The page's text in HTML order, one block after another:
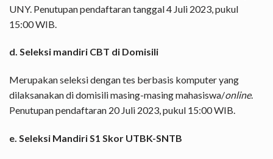
UNY. Penutupan pendaftaran tanggal 4 Juli 2023, pukul
15:00 WIB.
d. Seleksi mandiri CBT di Domisili
Merupakan seleksi dengan tes berbasis komputer yang
dilaksanakan di domisili masing-masing mahasiswa/online.
Penutupan pendaftaran 20 Juli 2023, pukul 15:00 WIB.
e. Seleksi Mandiri S1 Skor UTBK-SNTB